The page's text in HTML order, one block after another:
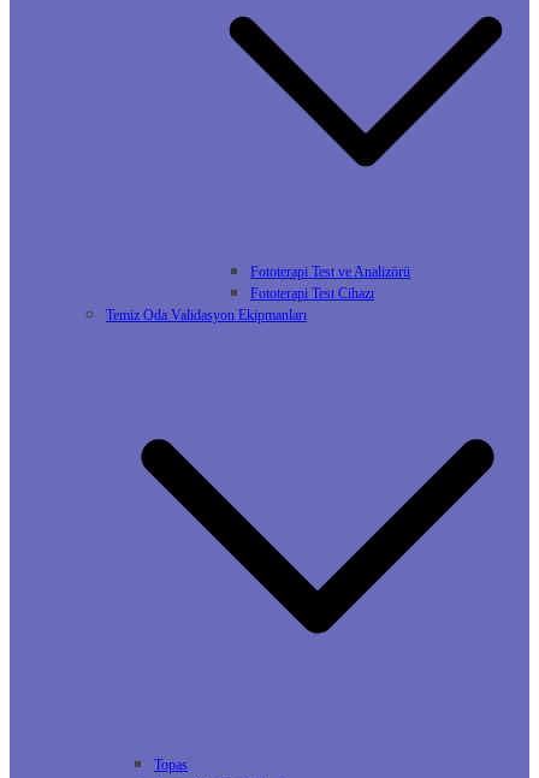
Fototerapi Test ve Analizörü
Fototerapi Test Cihazı
Temiz Oda Validasyon Ekipmanları
Topas